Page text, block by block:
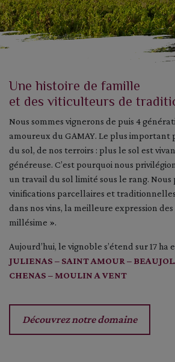
Une histoire de famille
et des viticulteurs de
Nous sommes vignerons de puis 4
amoureux du GAMAY. Le plus important
du sol, de nos terroirs : plus le sol est
généreuse. C’est pourquoi nous
un travail du sol limité sous le rang. Nous
vinifications parcellaires et
dans nos vins, la meilleure expression
millésime ».
Aujourd’hui, le vignoble s’étend sur 17 ha
JULIENAS – SAINT AMOUR –
CHENAS – MOULIN A VENT
Découvrez notre domaine